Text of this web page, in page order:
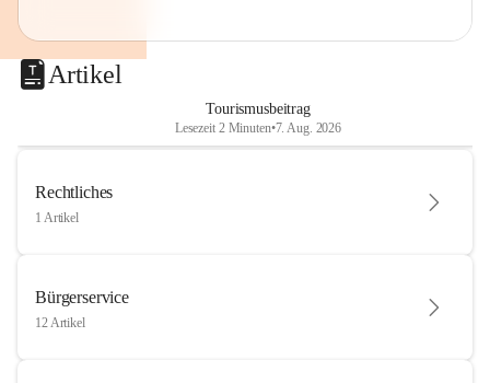
Artikel
Tourismusbeitrag
Lesezeit 2 Minuten•7. Aug. 2026
Rechtliches
1 Artikel
Bürgerservice
12 Artikel